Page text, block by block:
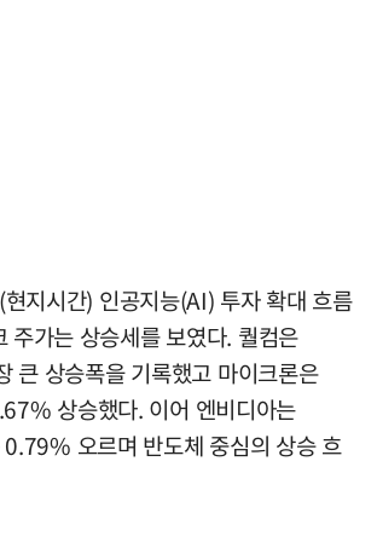
지시간) 인공지능(AI) 투자 확대 흐름
주가는 상승세를 보였다. 퀄컴은
큰 상승폭을 기록했고 마이크론은
상승했다. 이어 엔비디아는
오르며 반도체 중심의 상승 흐